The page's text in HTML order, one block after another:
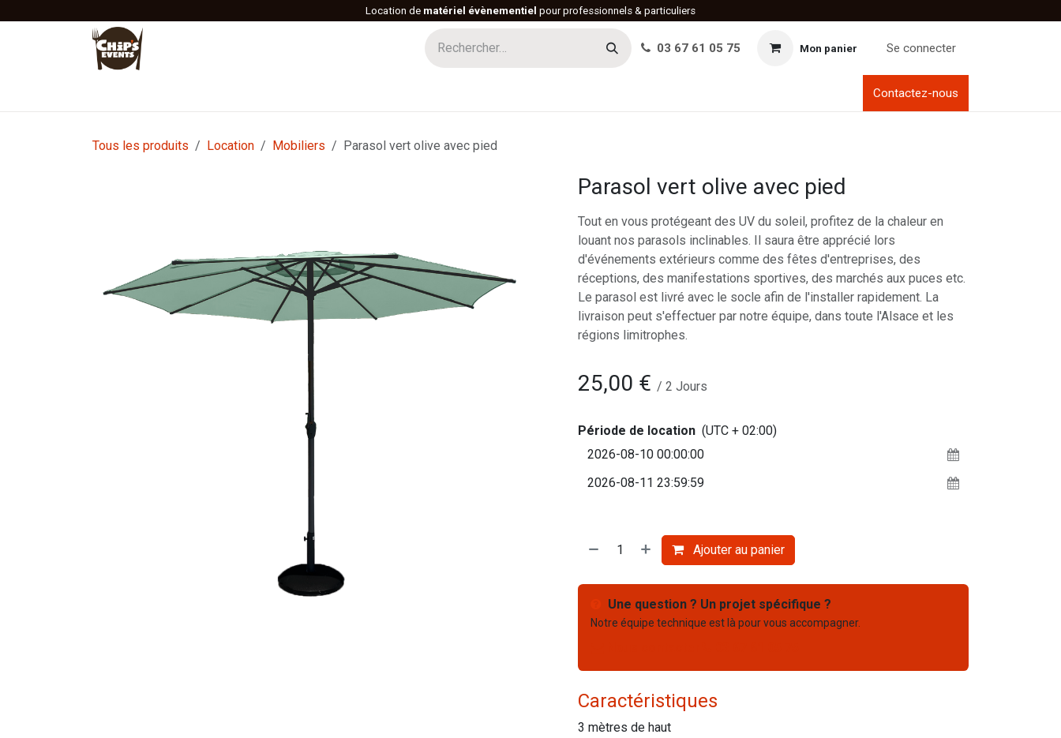
Location de matériel évènementiel pour professionnels & particuliers
03 67 61 05 75 Mon panier Se connecter
Contactez-nous
Tous les produits Location Mobiliers Parasol vert olive avec pied
Parasol vert olive avec pied
Tout en vous protégeant des UV du soleil, profitez de la chaleur en
louant nos parasols inclinables. Il saura être apprécié lors
d'événements extérieurs comme des fêtes d'entreprises, des
réceptions, des manifestations sportives, des marchés aux puces etc.
Le parasol est livré avec le socle afin de l'installer rapidement. La
livraison peut s'effectuer par notre équipe, dans toute l'Alsace et les
régions limitrophes.
25,00 € / 2 Jours
Période de location (UTC + 02:00)
Ajouter au panier
Une question ? Un projet spécifique ?
Notre équipe technique est là pour vous accompagner.
Caractéristiques
3 mètres de haut